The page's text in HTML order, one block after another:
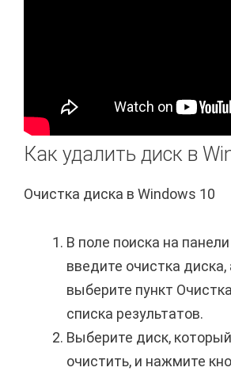
Как удалить диск в
Очистка диска в Windows 10
В поле поиска на
введите очистка диска,
выберите пункт
списка результатов.
Выберите диск,
очистить, и нажмите